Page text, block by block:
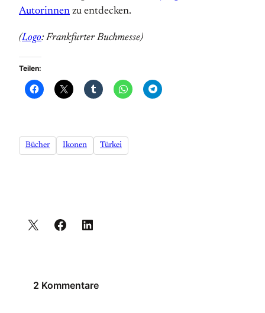
Autorinnen zu entdecken.
(Logo: Frankfurter Buchmesse)
Teilen:
Bücher Ikonen Türkei
2 Kommentare